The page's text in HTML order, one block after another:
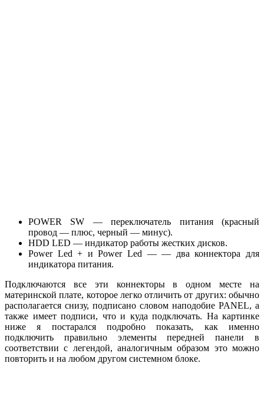
POWER SW — переключатель питания (красный
провод — плюс, черный — минус).
HDD LED — индикатор работы жестких дисков.
Power Led + и Power Led — — два коннектора для
индикатора питания.
Подключаются все эти коннекторы в одном месте на
материнской плате, которое легко отличить от других: обычно
располагается снизу, подписано словом наподобие PANEL, а
также имеет подписи, что и куда подключать. На картинке
ниже я постарался подробно показать, как именно
подключить правильно элементы передней панели в
соответствии с легендой, аналогичным образом это можно
повторить и на любом другом системном блоке.